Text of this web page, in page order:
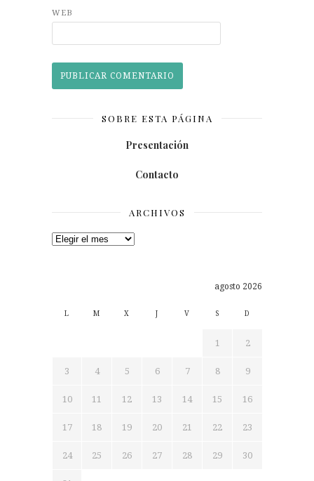
WEB
SOBRE ESTA PÁGINA
Presentación
Contacto
ARCHIVOS
Archivos
agosto 2026
L M X J V S D
1 2
3 4 5 6 7 8 9
10 11 12 13 14 15 16
17 18 19 20 21 22 23
24 25 26 27 28 29 30